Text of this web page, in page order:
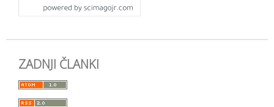
ZADNJI ČLANKI